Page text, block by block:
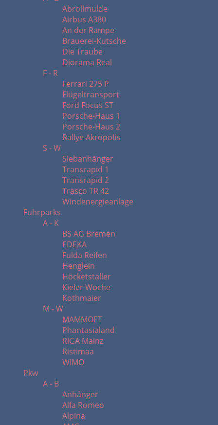
Abrollmulde
Airbus A380
An der Rampe
Brauerei-Kutsche
Die Traube
Diorama Real
F - R
Ferrari 275 P
Flügeltransport
Ford Focus ST
Porsche-Haus 1
Porsche-Haus 2
Rallye Akropolis
S - W
Siebanhänger
Transrapid 1
Transrapid 2
Trasco TR 42
Windenergieanlage
Fuhrparks
A - K
BS AG Bremen
EDEKA
Fulda Reifen
Henglein
Höcketstaller
Kieler Woche
Kothmaier
M - W
MAMMOET
Phantasialand
RIGA Mainz
Ristimaa
WIMO
Pkw
A - B
Anhänger
Alfa Romeo
Alpina